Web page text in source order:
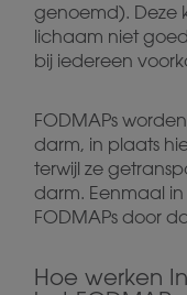
genoemd). Deze
lichaam niet
bij iedereen
FODMAPs
darm, in plaats
terwijl ze
darm. Eenmaal
FODMAPs door
Hoe werken